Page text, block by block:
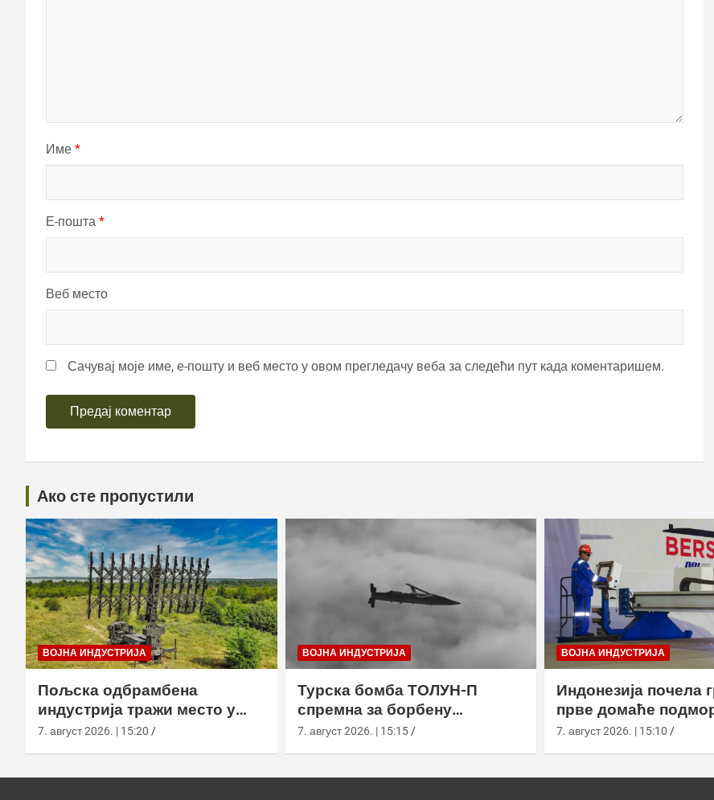
Име *
Е-пошта *
Веб место
Сачувај моје име, е-пошту и веб место у овом прегледачу веба за следећи пут када коментаришем.
Ако сте пропустили
ВОЈНА ИНДУСТРИЈА
Пољска одбрамбена
индустрија тражи место у
европском противракетном
7. август 2026. | 15:20
ВОЈНА ИНДУСТРИЈА
Турска бомба ТОЛУН-П
спремна за борбену
употребу
7. август 2026. | 15:15
ВОЈНА ИНДУСТРИЈА
Индонезија почела
прве домаће
класе Сцорпèне
7. август 2026. | 15:10